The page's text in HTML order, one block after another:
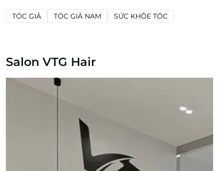
TÓC GIẢ TÓC GIẢ NAM SỨC KHỎE TÓC
Salon VTG Hair